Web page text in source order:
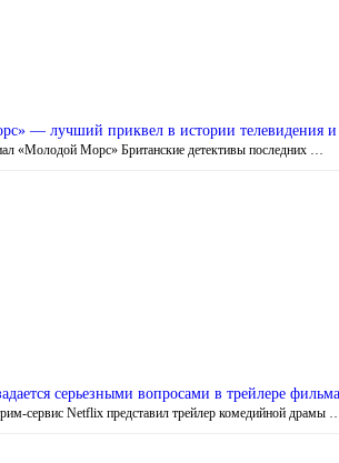
— лучший приквел в истории телевидения и
«Молодой Морс» Британские детективы последних …
серьезными вопросами в трейлере
сервис Netflix представил трейлер комедийной драмы …